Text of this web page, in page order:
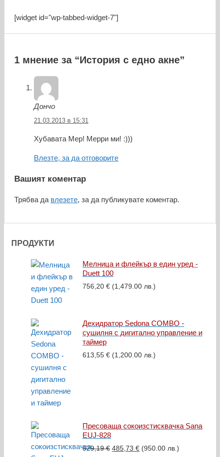
[widget id="wp-tabbed-widget-7"]
1 мнение за “История с едно акне”
Дончо
21.03.2013 в 15:31
Хубавата Мер! Мерри ми! :)))
Влезте, за да отговорите
Вашият коментар
Трябва да влезете, за да публикувате коментар.
ПРОДУКТИ
Мелница и флейкър в един уред -
Duett 100
756,20 € (1,479.00 лв.)
Дехидратор Sedona COMBO -
сушилня с дигитално управление и
таймер
613,55 € (1,200.00 лв.)
Пресоваща сокоизстисквачка Sana
EUJ-828
529,19€ Original
485,73 €Текущата
(950.00 лв.)